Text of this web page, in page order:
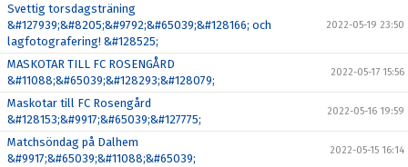
Svettig torsdagsträning
&#127939;&#8205;&#9792;&#65039;&#128166; och
lagfotografering! &#128525;
2022-05-19 23:50
MASKOTAR TILL FC ROSENGÅRD
&#11088;&#65039;&#128293;&#128079;
2022-05-17 15:56
Maskotar till FC Rosengård
&#128153;&#9917;&#65039;&#127775;
2022-05-16 19:59
Matchsöndag på Dalhem
&#9917;&#65039;&#11088;&#65039;
2022-05-15 16:14